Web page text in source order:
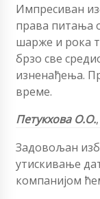
Импресиван
права питања
шарже и рока
брзо све
изненађења.
време.
Петукхова О.О.,
Задовољан
утискивање
компанијом